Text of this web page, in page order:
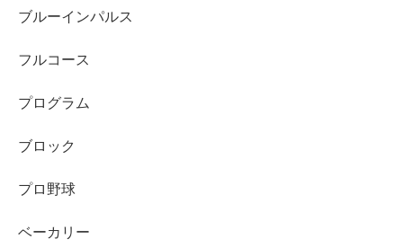
ブルーインパルス
フルコース
プログラム
ブロック
プロ野球
ベーカリー